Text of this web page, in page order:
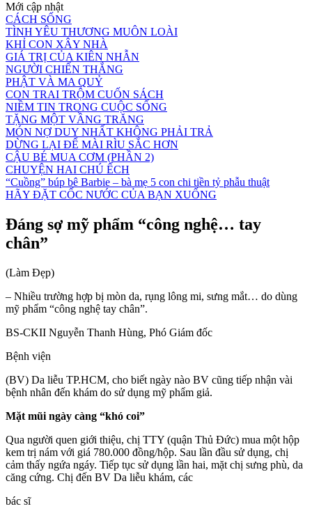
Mới cập nhật
CÁCH SỐNG
TÌNH YÊU THƯƠNG MUÔN LOÀI
KHỈ CON XÂY NHÀ
GIÁ TRỊ CỦA KIÊN NHẪN
NGƯỜI CHIẾN THẮNG
PHẬT VÀ MA QUỶ
CON TRAI TRỘM CUỐN SÁCH
NIỀM TIN TRONG CUỘC SỐNG
TẶNG MỘT VẦNG TRĂNG
MÓN NỢ DUY NHẤT KHÔNG PHẢI TRẢ
DỪNG LẠI ĐỂ MÀI RÌU SẮC HƠN
CẬU BÉ MUA CƠM (PHẦN 2)
CHUYỆN HAI CHÚ ẾCH
“Cuồng” búp bê Barbie – bà mẹ 5 con chi tiền tỷ phẫu thuật
HÃY ĐẶT CỐC NƯỚC CỦA BẠN XUỐNG
Đáng sợ mỹ phẩm “công nghệ… tay
chân”
(Làm Đẹp)
– Nhiều trường hợp bị mòn da, rụng lông mi, sưng mắt… do dùng
mỹ phẩm “công nghệ tay chân”.
BS-CKII Nguyễn Thanh Hùng, Phó Giám đốc
Bệnh viện
(BV) Da liễu TP.HCM, cho biết ngày nào BV cũng tiếp nhận vài
bệnh nhân đến khám do sử dụng mỹ phẩm giả.
Mặt mũi ngày càng “khó coi”
Qua người quen giới thiệu, chị TTY (quận Thủ Đức) mua một hộp
kem trị nám với giá 780.000 đồng/hộp. Sau lần đầu sử dụng, chị
cảm thấy ngứa ngáy. Tiếp tục sử dụng lần hai, mặt chị sưng phù, da
căng cứng. Chị đến BV Da liễu khám, các
bác sĩ